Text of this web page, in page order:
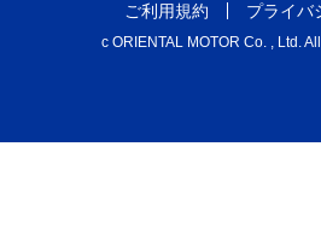
ご利用規約 プライバ
c ORIENTAL MOTOR Co. , Ltd.